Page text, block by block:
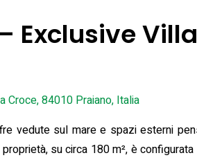
Exclusive
Croce, 84010 Praiano, Italia
vedute sul mare e spazi esterni
su circa 180 m², è